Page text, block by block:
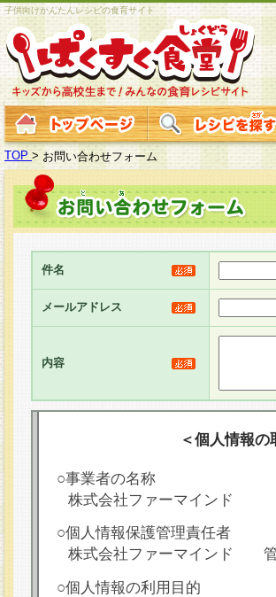
子供向けかんたんレシピの食育サイト
TOP > お問い合わせフォーム
件名
メールアドレス
内容
＜個人情報
○事業者の名称
株式会社ファーマインド
○個人情報保護管理責任者
株式会社ファーマインド
○個人情報の利用目的